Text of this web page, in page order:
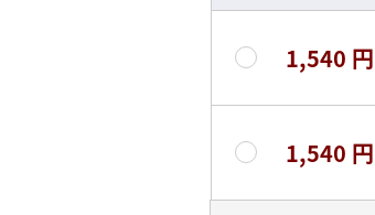
1,540 円
1,540 円